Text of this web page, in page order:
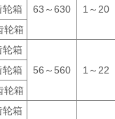
63～630
1～20
轮箱
轮箱
轮箱
56～560
1～22
轮箱
轮箱
轮箱